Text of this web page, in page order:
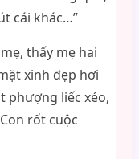
cái khác…”
thấy mẹ hai
xinh đẹp hơi
phượng liếc xéo,
rốt cuộc